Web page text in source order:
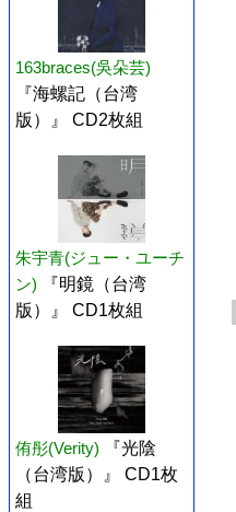
163braces(吳朵芸)
『海螺記（台湾
版）』 CD2枚組
朱宇青(ジュー・ユーチ
ン)
『明鏡（台湾
版）』 CD1枚組
侑彤(Verity)
『光陰
（台湾版）』 CD1枚
組